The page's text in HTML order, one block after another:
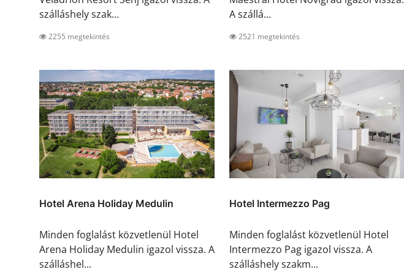
szálláshely szak...
2255 megtekintés
A szállá...
2521 megtekintés
Hotel Arena Holiday Medulin
Minden foglalást közvetlenül Hotel
Arena Holiday Medulin igazol vissza. A
szálláshel...
Hotel Intermezzo Pag
Minden foglalást közvetlenül Hotel
Intermezzo Pag igazol vissza. A
szálláshely szakm...